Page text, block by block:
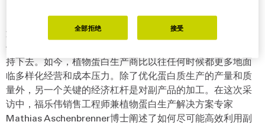
近年来，全球对用于食品生产中优质植物蛋白的需求急剧增
长。专家预测，这种全球增长趋势将在未来几年和几十年保
持下去。如今，植物蛋白生产商比以往任何时候都更多地面
临多样化经营和成本压力。除了优化蛋白质生产的产量和质
量外，另一个关键的经济杠杆是对副产品的加工。在这次采
访中，福乐伟销售工程师兼植物蛋白生产解决方案专家
Mathias Aschenbrenner博士阐述了如何尽可能高效利用副
全部拒绝 接受